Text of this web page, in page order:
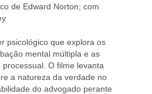
de Edward Norton; com
psicológico que explora os
mental múltipla e as
O filme levanta
a natureza da verdade no
do advogado perante